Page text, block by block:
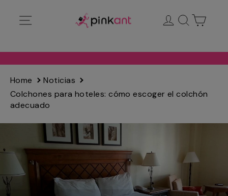
directamente
Ingresar
Buscar
Home
Noticias
Colchones para hoteles: cómo escoger el colchón
adecuado